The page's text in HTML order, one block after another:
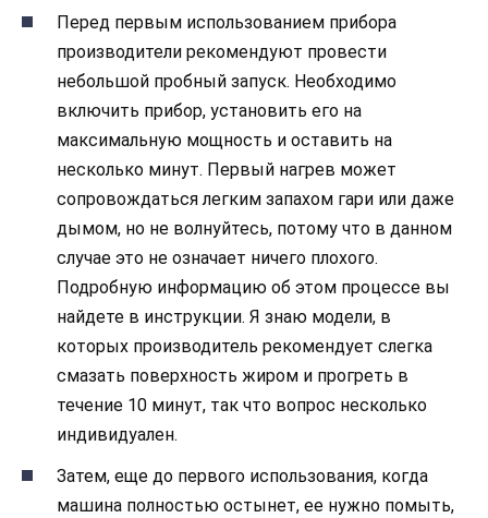
Перед первым использованием прибора
производители рекомендуют провести
небольшой пробный запуск. Необходимо
включить прибор, установить его на
максимальную мощность и оставить на
несколько минут. Первый нагрев может
сопровождаться легким запахом гари или даже
дымом, но не волнуйтесь, потому что в данном
случае это не означает ничего плохого.
Подробную информацию об этом процессе вы
найдете в инструкции. Я знаю модели, в
которых производитель рекомендует слегка
смазать поверхность жиром и прогреть в
течение 10 минут, так что вопрос несколько
индивидуален.
Затем, еще до первого использования, когда
машина полностью остынет, ее нужно помыть,